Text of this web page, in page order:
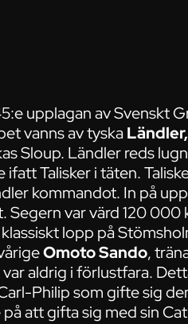
upplagan av Svenskt
vanns av tyska Ländler,
Sloup. Ländler reds
Talisker i täten.
kommandot. In på
Segern var värd 120 000
lopp på
Omoto Sando,
aldrig i förlustfara.
Philip som gifte sig
att gifta sig med sin